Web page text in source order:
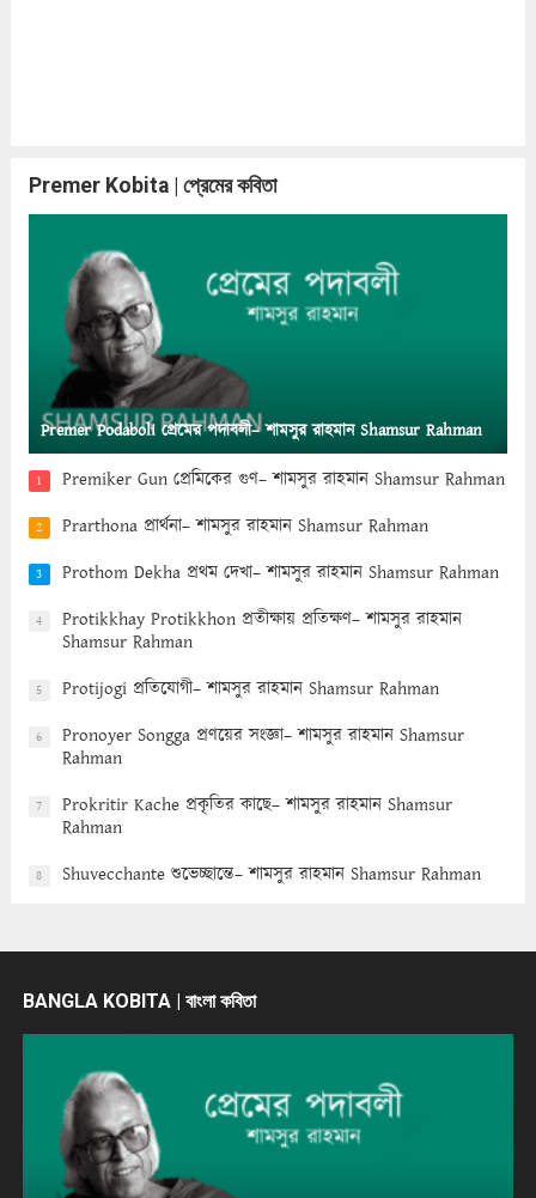
Premer Kobita | প্রেমের কবিতা
Premer Podaboli প্রেমের পদাবলী– শামসুর রাহমান Shamsur Rahman
1 Premiker Gun প্রেমিকের গুণ– শামসুর রাহমান Shamsur Rahman
2 Prarthona প্রার্থনা– শামসুর রাহমান Shamsur Rahman
3 Prothom Dekha প্রথম দেখা– শামসুর রাহমান Shamsur Rahman
4
Protikkhay Protikkhon প্রতীক্ষায় প্রতিক্ষণ– শামসুর রাহমান
Shamsur Rahman
5 Protijogi প্রতিযোগী– শামসুর রাহমান Shamsur Rahman
6
Pronoyer Songga প্রণয়ের সংজ্ঞা– শামসুর রাহমান Shamsur
Rahman
7
Prokritir Kache প্রকৃতির কাছে– শামসুর রাহমান Shamsur
Rahman
8 Shuvecchante শুভেচ্ছান্তে– শামসুর রাহমান Shamsur Rahman
BANGLA KOBITA | বাংলা কবিতা